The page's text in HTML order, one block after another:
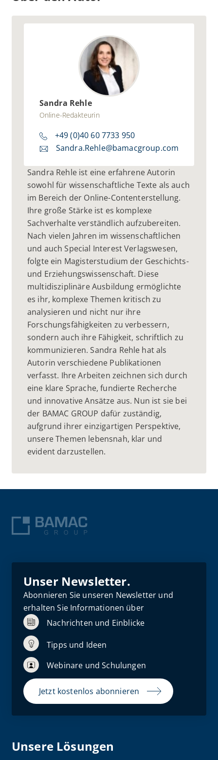
kann.
Sandra Rehle
Online-Redakteurin
+49 (0)40 60 7733 950
Sandra.Rehle@bamacgroup.com
Sandra Rehle ist eine erfahrene Autorin
sowohl für wissenschaftliche Texte als auch
im Bereich der Online-Contenterstellung.
Ihre große Stärke ist es komplexe
Sachverhalte verständlich aufzubereiten.
Nach vielen Jahren im wissenschaftlichen
und auch Special Interest Verlagswesen,
folgte ein Magisterstudium der Geschichts-
und Erziehungswissenschaft. Diese
multidisziplinäre Ausbildung ermöglichte
es ihr, komplexe Themen kritisch zu
analysieren und nicht nur ihre
Forschungsfähigkeiten zu verbessern,
sondern auch ihre Fähigkeit, schriftlich zu
kommunizieren. Sandra Rehle hat als
Autorin verschiedene Publikationen
verfasst. Ihre Arbeiten zeichnen sich durch
eine klare Sprache, fundierte Recherche
und innovative Ansätze aus. Nun ist sie bei
der BAMAC GROUP dafür zuständig,
aufgrund ihrer einzigartigen Perspektive,
unsere Themen lebensnah, klar und
evident darzustellen.
Unser Newsletter.
Abonnieren Sie unseren Newsletter und
erhalten Sie Informationen über
Nachrichten und Einblicke
Tipps und Ideen
Webinare und Schulungen
Jetzt kostenlos abonnieren
Unsere Lösungen